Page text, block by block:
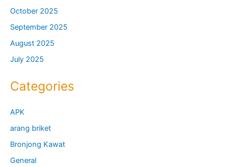
October 2025
September 2025
August 2025
July 2025
Categories
APK
arang briket
Bronjong Kawat
General